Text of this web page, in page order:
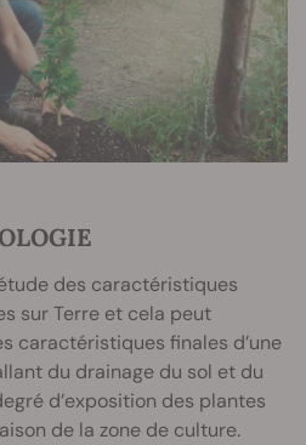
des caractéristiques
sur Terre et cela peut
caractéristiques finales d’une
du drainage du sol et du
d’exposition des plantes
de la zone de culture.